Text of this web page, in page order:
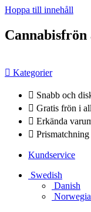
Hoppa till innehåll
Kategorier
Snabb och
Gratis frön i
Erkända
Prismatchning
Kundservice
Swedish
Danish